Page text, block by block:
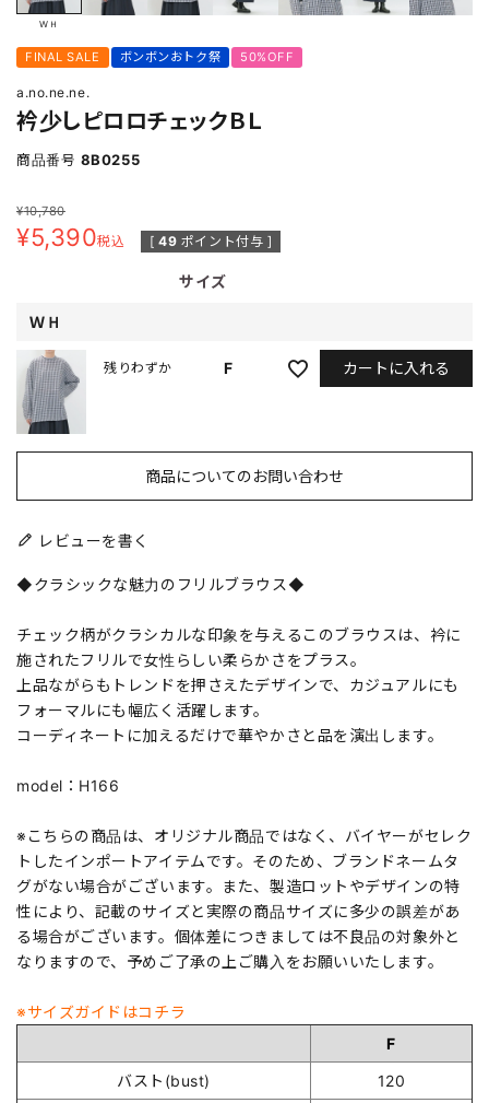
ＷＨ
FINAL SALE ボンボンおトク祭 50%OFF
a.no.ne.ne.
衿少しピロロチェックＢＬ
商品番号 8B0255
¥10,780
¥5,390税込 [ 49 ポイント付与 ]
サイズ
ＷＨ
F
残りわずか カートに入れる
商品についてのお問い合わせ
レビューを書く
◆クラシックな魅力のフリルブラウス◆
チェック柄がクラシカルな印象を与えるこのブラウスは、衿に
施されたフリルで女性らしい柔らかさをプラス。
上品ながらもトレンドを押さえたデザインで、カジュアルにも
フォーマルにも幅広く活躍します。
コーディネートに加えるだけで華やかさと品を演出します。
model：H166
※こちらの商品は、オリジナル商品ではなく、バイヤーがセレク
トしたインポートアイテムです。そのため、ブランドネームタ
グがない場合がございます。また、製造ロットやデザインの特
性により、記載のサイズと実際の商品サイズに多少の誤差があ
る場合がございます。個体差につきましては不良品の対象外と
なりますので、予めご了承の上ご購入をお願いいたします。
※サイズガイドはコチラ
F
バスト(bust)
120